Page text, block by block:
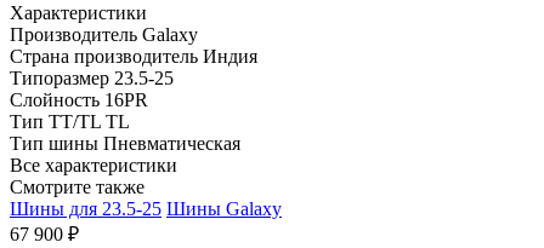
Характеристики
Производитель Galaxy
Страна производитель Индия
Типоразмер 23.5-25
Слойность 16PR
Тип TT/TL TL
Тип шины Пневматическая
Все характеристики
Смотрите также
Шины для 23.5-25 Шины Galaxy
67 900 ₽